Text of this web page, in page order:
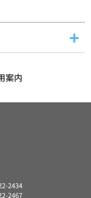
案内
2434
2467